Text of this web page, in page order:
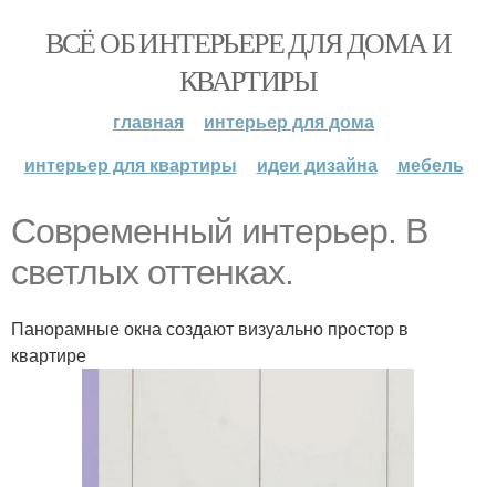
ВСЁ ОБ ИНТЕРЬЕРЕ ДЛЯ ДОМА И
КВАРТИРЫ
главная
интерьер для дома
интерьер для квартиры
идеи дизайна мебель
Современный интерьер. В
светлых оттенках.
Панорамные окна создают визуально простор в
квартире